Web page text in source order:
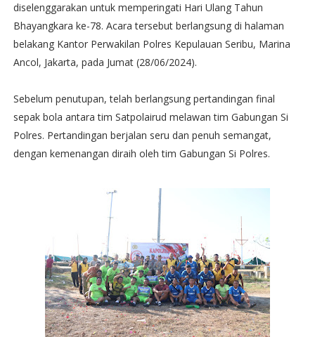
diselenggarakan untuk memperingati Hari Ulang Tahun
Bhayangkara ke-78. Acara tersebut berlangsung di halaman
belakang Kantor Perwakilan Polres Kepulauan Seribu, Marina
Ancol, Jakarta, pada Jumat (28/06/2024).
Sebelum penutupan, telah berlangsung pertandingan final
sepak bola antara tim Satpolairud melawan tim Gabungan Si
Polres. Pertandingan berjalan seru dan penuh semangat,
dengan kemenangan diraih oleh tim Gabungan Si Polres.